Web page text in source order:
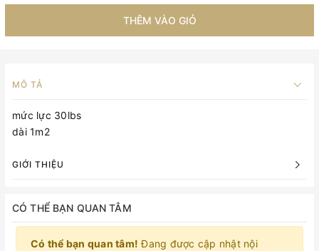
THÊM VÀO GIỎ
MÔ TẢ
mức lực 30lbs
dài 1m2
GIỚI THIỆU
CÓ THỂ BẠN QUAN TÂM
Có thể bạn quan tâm! Đang được cập nhật nội